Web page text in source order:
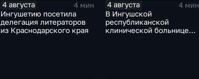
4 августа
4 мин
Ингушетию посетила
делегация литераторов
из Краснодарского края
4 августа
4 мин
В Ингушской
республиканской
клинической больнице